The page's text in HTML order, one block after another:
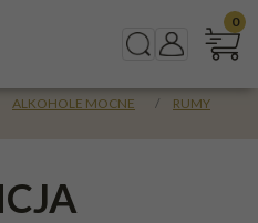
SzukajPanel
0
ALKOHOLE MOCNE /
RUMY